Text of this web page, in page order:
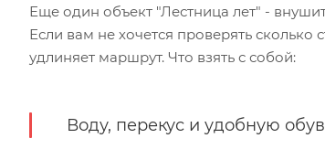
Еще один объект "Лестница лет" -
Если вам не хочется проверять
удлиняет маршрут. Что взять с собой:
Воду, перекус и удобную